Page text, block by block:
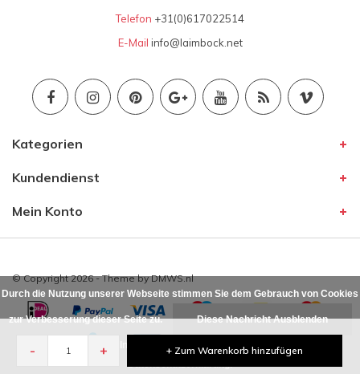
- + + Zum Warenkorb hinzufügen
Telefon +31(0)617022514
E-Mail info@laimbock.net
Kategorien
Kundendienst
Mein Konto
© Copyright 2026 - Theme byDMWS.nl
Durch die Nutzung unserer Webseite stimmen Sie dem Gebrauch von Cookies
zur Verbesserung dieser Seite zu. Diese Nachricht Ausblenden
Für weitere Informationen beachten Sie bitte unsere
Datenschutzerklärung. »